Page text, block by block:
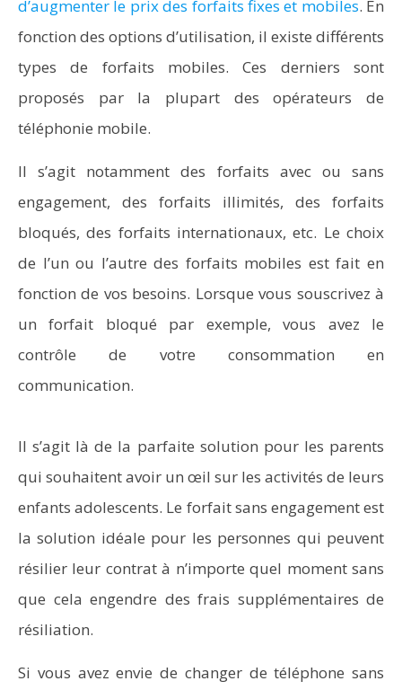
d’augmenter le prix des forfaits fixes et mobiles. En
fonction des options d’utilisation, il existe différents
types de forfaits mobiles. Ces derniers sont
proposés par la plupart des opérateurs de
téléphonie mobile.
Il s’agit notamment des forfaits avec ou sans
engagement, des forfaits illimités, des forfaits
bloqués, des forfaits internationaux, etc. Le choix
de l’un ou l’autre des forfaits mobiles est fait en
fonction de vos besoins. Lorsque vous souscrivez à
un forfait bloqué par exemple, vous avez le
contrôle de votre consommation en
communication.
Il s’agit là de la parfaite solution pour les parents
qui souhaitent avoir un œil sur les activités de leurs
enfants adolescents. Le forfait sans engagement est
la solution idéale pour les personnes qui peuvent
résilier leur contrat à n’importe quel moment sans
que cela engendre des frais supplémentaires de
résiliation.
Si vous avez envie de changer de téléphone sans